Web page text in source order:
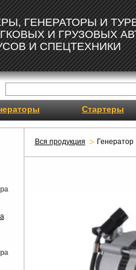
ГЕНЕРАТОРЫ И
И ГРУЗОВЫХ
И СПЕЦТЕХНИКИ
Стартеры
Вся продукция Генератор